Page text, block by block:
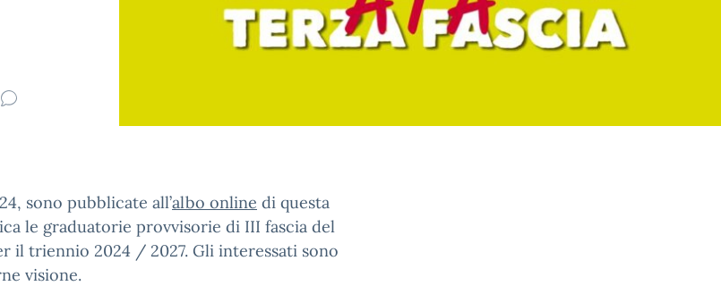
sono pubblicate all’albo online di questa
le graduatorie provvisorie di III fascia del
il triennio 2024 / 2027. Gli interessati sono
visione.